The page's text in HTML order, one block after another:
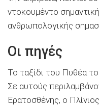
ντοκουμέντο
ανθρωπολογικής
Οι πηγές
Το ταξίδι του Πυθέα
Σε αυτούς
Ερατοσθένης, ο